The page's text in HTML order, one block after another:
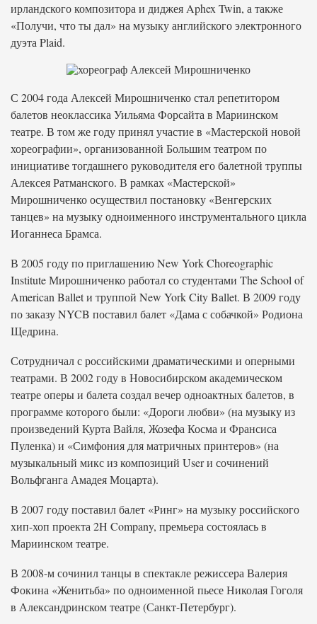
ирландского композитора и диджея Aphex Twin, а также
«Получи, что ты дал» на музыку английского электронного
дуэта Plaid.
С 2004 года Алексей Мирошниченко стал репетитором
балетов неоклассика Уильяма Форсайта в Мариинском
театре. В том же году принял участие в «Мастерской новой
хореографии», организованной Большим театром по
инициативе тогдашнего руководителя его балетной труппы
Алексея Ратманского. В рамках «Мастерской»
Мирошниченко осуществил постановку «Венгерских
танцев» на музыку одноименного инструментального цикла
Иоганнеса Брамса.
В 2005 году по приглашению New York Choreographic
Institute Мирошниченко работал со студентами The School of
American Ballet и труппой New York City Ballet. В 2009 году
по заказу NYCB поставил балет «Дама с собачкой» Родиона
Щедрина.
Сотрудничал с российскими драматическими и оперными
театрами. В 2002 году в Новосибирском академическом
театре оперы и балета создал вечер одноактных балетов, в
программе которого были: «Дороги любви» (на музыку из
произведений Курта Вайля, Жозефа Косма и Франсиса
Пуленка) и «Симфония для матричных принтеров» (на
музыкальный микс из композиций User и сочинений
Вольфганга Амадея Моцарта).
В 2007 году поставил балет «Ринг» на музыку российского
хип-хоп проекта 2H Company, премьера состоялась в
Мариинском театре.
В 2008-м сочинил танцы в спектакле режиссера Валерия
Фокина «Женитьба» по одноименной пьесе Николая Гоголя
в Александринском театре (Санкт-Петербург).